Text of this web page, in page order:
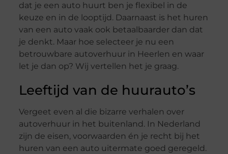
dat je een auto huurt ben je flexibel in de
keuze en in de looptijd. Daarnaast is het huren
van een auto vaak ook betaalbaarder dan dat
je denkt. Maar hoe selecteer je nu een
betrouwbare autoverhuur in Heerlen en waar
let je dan op? Wij vertellen het je graag.
Leeftijd van de huurauto’s
Vergeet even al die bizarre verhalen over
autoverhuur in het buitenland. In Nederland
zijn de eisen, voorwaarden én je recht bij het
huren van een auto uitermate goed geregeld.